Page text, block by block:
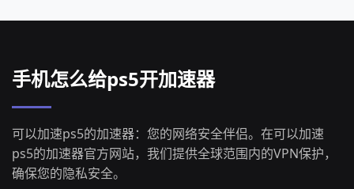
手机怎么给ps5开加速器
可以加速ps5的加速器：您的网络安全伴侣。在可以加速
ps5的加速器官方网站，我们提供全球范围内的VPN保护，
确保您的隐私安全。